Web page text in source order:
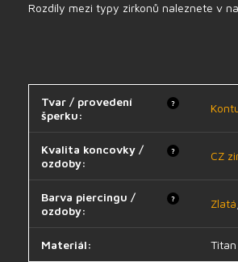
Rozdíly mezi typy zirkonů naleznete v
?
Tvar / provedení
šperku:
?
Kvalita koncovky /
ozdoby:
CZ
?
Barva piercingu /
ozdoby:
Zlatá
Materiál: Titan